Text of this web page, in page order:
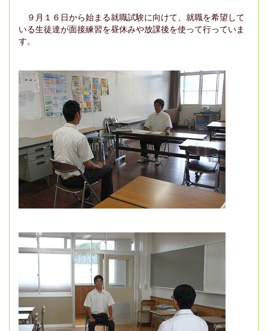
９月１６日から始まる就職試験に向けて、就職を希望して
いる生徒達が面接練習を昼休みや放課後を使って行っていま
す。